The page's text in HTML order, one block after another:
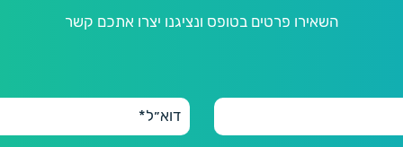
השאירו פרטים בטופס ונציגנו יצרו אתכם קשר